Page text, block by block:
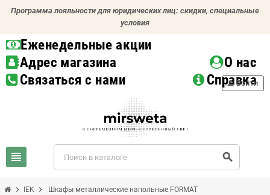
Программа лояльности для юридических лиц: скидки, специальные
условия
Еженедельные акции
Адрес магазина
О нас
Связаться с нами
Справка
view_headline search
person Войти
chevron_right IEK chevron_right Шкафы металлические напольные FORMAT